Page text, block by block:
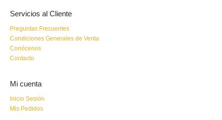
Servicios al Cliente
Preguntas Frecuentes
Condiciones Generales de Venta
Conócenos
Contacto
Mi cuenta
Inicio Sesión
Mis Pedidos